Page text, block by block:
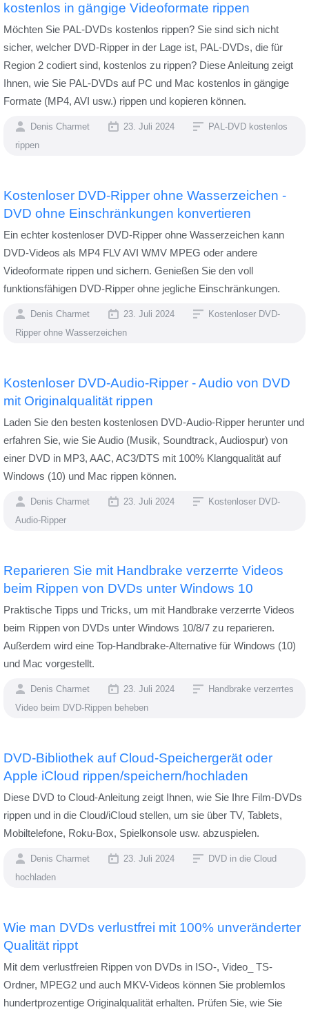
kostenlos in gängige Videoformate rippen
Möchten Sie PAL-DVDs kostenlos rippen? Sie sind sich nicht
sicher, welcher DVD-Ripper in der Lage ist, PAL-DVDs, die für
Region 2 codiert sind, kostenlos zu rippen? Diese Anleitung zeigt
Ihnen, wie Sie PAL-DVDs auf PC und Mac kostenlos in gängige
Formate (MP4, AVI usw.) rippen und kopieren können.
Denis Charmet 23. Juli 2024
PAL-DVD kostenlos
rippen
Kostenloser DVD-Ripper ohne Wasserzeichen -
DVD ohne Einschränkungen konvertieren
Ein echter kostenloser DVD-Ripper ohne Wasserzeichen kann
DVD-Videos als MP4 FLV AVI WMV MPEG oder andere
Videoformate rippen und sichern. Genießen Sie den voll
funktionsfähigen DVD-Ripper ohne jegliche Einschränkungen.
Denis Charmet 23. Juli 2024
Kostenloser DVD-
Ripper ohne Wasserzeichen
Kostenloser DVD-Audio-Ripper - Audio von DVD
mit Originalqualität rippen
Laden Sie den besten kostenlosen DVD-Audio-Ripper herunter und
erfahren Sie, wie Sie Audio (Musik, Soundtrack, Audiospur) von
einer DVD in MP3, AAC, AC3/DTS mit 100% Klangqualität auf
Windows (10) und Mac rippen können.
Denis Charmet 23. Juli 2024
Kostenloser DVD-
Audio-Ripper
Reparieren Sie mit Handbrake verzerrte Videos
beim Rippen von DVDs unter Windows 10
Praktische Tipps und Tricks, um mit Handbrake verzerrte Videos
beim Rippen von DVDs unter Windows 10/8/7 zu reparieren.
Außerdem wird eine Top-Handbrake-Alternative für Windows (10)
und Mac vorgestellt.
Denis Charmet 23. Juli 2024
Handbrake verzerrtes
Video beim DVD-Rippen beheben
DVD-Bibliothek auf Cloud-Speichergerät oder
Apple iCloud rippen/speichern/hochladen
Diese DVD to Cloud-Anleitung zeigt Ihnen, wie Sie Ihre Film-DVDs
rippen und in die Cloud/iCloud stellen, um sie über TV, Tablets,
Mobiltelefone, Roku-Box, Spielkonsole usw. abzuspielen.
Denis Charmet 23. Juli 2024
DVD in die Cloud
hochladen
Wie man DVDs verlustfrei mit 100% unveränderter
Qualität rippt
Mit dem verlustfreien Rippen von DVDs in ISO-, Video_ TS-
Ordner, MPEG2 und auch MKV-Videos können Sie problemlos
hundertprozentige Originalqualität erhalten. Prüfen Sie, wie Sie